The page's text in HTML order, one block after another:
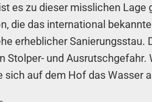
es zu dieser misslichen Lage
die das international
erheblicher
und Ausrutschgefahr.
auf dem Hof das Wasser